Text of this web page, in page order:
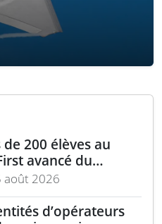
200 élèves au
avancé du
Centre
août 2026
d’opérateurs